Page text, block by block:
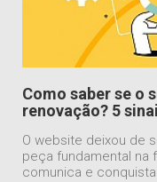
Como saber se o
renovação? 5
O website deixou de
peça fundamental na
comunica e